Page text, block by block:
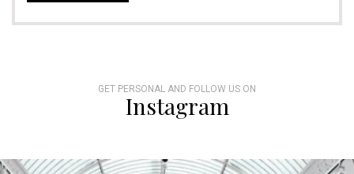
GET PERSONAL AND FOLLOW US ON
Instagram